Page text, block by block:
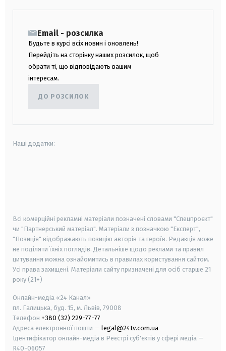
Email - розсилка
Будьте в курсі всіх новин і оновлень!
Перейдіть на сторінку наших розсилок, щоб
обрати ті, що відповідають вашим
інтересам.
ДО РОЗСИЛОК
Наші додатки:
Всі комерційні рекламні матеріали позначені словами "Спецпроєкт"
чи "Партнерський матеріал". Матеріали з позначкою "Експерт",
"Позиція" відображають позицію авторів та героїв. Редакція може
не поділяти їхніх поглядів. Детальніше щодо реклами та правил
цитування можна ознайомитись в правилах користування сайтом.
Усі права захищені. Матеріали сайту призначені для осіб старше 21
року (21+)
Онлайн-медіа «24 Канал»
пл. Галицька, буд. 15, м. Львів, 79008
Телефон +380 (32) 229-77-77
Адреса електронної пошти — legal@24tv.com.ua
Ідентифікатор онлайн-медіа в Реєстрі суб'єктів у сфері медіа —
R40-06057